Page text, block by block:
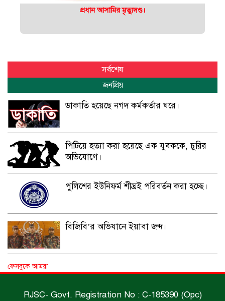
প্রধান আসামির মৃত্যুদণ্ড।
সর্বশেষ
জনপ্রিয়
ডাকাতি হয়েছে নগদ কর্মকর্তার ঘরে।
পিটিয়ে হত্যা করা হয়েছে এক যুবককে, চুরির
অভিযোগে।
পুলিশের ইউনিফর্ম শীঘ্রই পরিবর্তন করা হচ্ছে।
বিজিবি’র অভিযানে ইয়াবা জব্দ।
ফেসবুকে আমরা
RJSC- Govt. Registration No : C-185390 (Opc)